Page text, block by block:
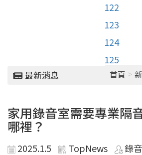
122
123
124
125
最新消息 首頁 >
家用錄音室需要專業隔
哪裡？
2025.1.5 TopNews 錄